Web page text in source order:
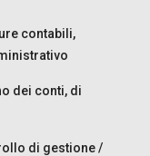
contabili,
dei conti, di
di gestione /